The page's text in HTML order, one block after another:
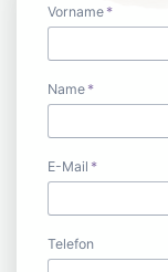
Pflichtfeld
Vorname *
Pflichtfeld
Name *
Pflichtfeld
E-Mail *
Telefon